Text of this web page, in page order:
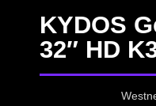
KYDOS
32″ HD